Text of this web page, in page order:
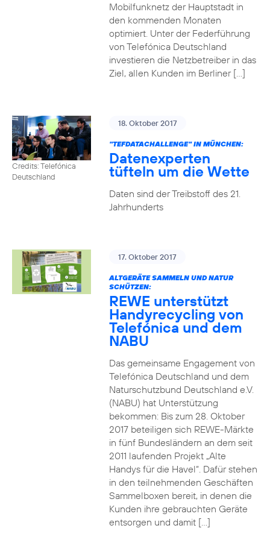
Mobilfunknetz der Hauptstadt in
den kommenden Monaten
optimiert. Unter der Federführung
von Telefónica Deutschland
investieren die Netzbetreiber in das
Ziel, allen Kunden im Berliner […]
Credits: Telefónica
Deutschland
18. Oktober 2017
"TEFDATACHALLENGE" IN MÜNCHEN:
Datenexperten
tüfteln um die Wette
Daten sind der Treibstoff des 21.
Jahrhunderts
17. Oktober 2017
ALTGERÄTE SAMMELN UND NATUR
SCHÜTZEN:
REWE unterstützt
Handyrecycling von
Telefónica und dem
NABU
Das gemeinsame Engagement von
Telefónica Deutschland und dem
Naturschutzbund Deutschland e.V.
(NABU) hat Unterstützung
bekommen: Bis zum 28. Oktober
2017 beteiligen sich REWE-Märkte
in fünf Bundesländern an dem seit
2011 laufenden Projekt „Alte
Handys für die Havel“. Dafür stehen
in den teilnehmenden Geschäften
Sammelboxen bereit, in denen die
Kunden ihre gebrauchten Geräte
entsorgen und damit […]